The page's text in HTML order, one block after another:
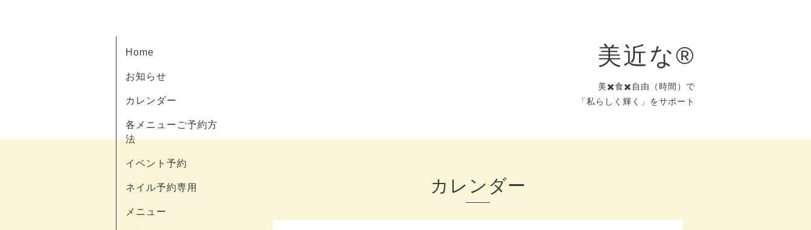
美近な®︎
美✖️食✖️自由（時間）で
「私らしく輝く」をサポート
Home
お知らせ
カレンダー
各メニューご予約方
法
イベント予約
ネイル予約専用
メニュー
カレンダー